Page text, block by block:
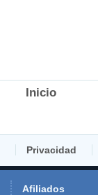
Inicio
Privacidad
Afiliados